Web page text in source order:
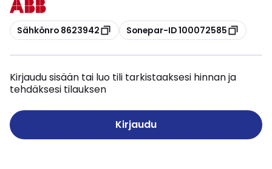
Kopioi
Sähkönro 8623942 Kopioi
Sonepar-ID 100072585
Kirjaudu sisään tai luo tili tarkistaaksesi hinnan ja
tehdäksesi tilauksen
Kirjaudu